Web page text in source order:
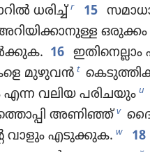
ധരിച്ച്‌ r 15
16
മുഴുവൻ t
എന്ന വലിയ പരിചയും u
അണിഞ്ഞ്‌ v
വാളും എടുക്കുക. w 18